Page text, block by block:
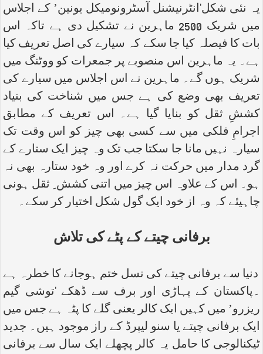
یہ نئی شکل‘انٹرنیشنل آسٹرونومیکل یونین’ کے اجلاس
میں شریک 2500 ماہرین نے تشکیل دی ہے تاکہ اس
بات کا فیصلہ کیا جا سکے کہ سیارے کی اصل تعریف کیا
ہے۔ یہ ماہرین اس منصوبے پر جمعرات کو ووٹنگ میں
شریک ہوں گے۔ ماہرین نے اس اجلاس میں سیارے کی
تعریف بھی وضع کی ہے جس میں شناخت کی بنیاد
کششِ ثقل کو بنایا گیا ہے۔ اس تعریف کے مطابق
اجرامِ فلکی میں سے کسی بھی چیز کو اس وقت تک
سیارہ نہیں مانا جا سکتا جب تک وہ چیز ایک ستارے کے
گرد مدار میں حرکت نہ کرے اور وہ خود ستارہ بھی نہ
ہو۔ اس کے علاوہ اس چیز میں اتنی کشش ِ ثقل ہونی
چاہیئے کہ وہ از خود ایک گول شکل اختیار کر سکے۔
برفانی چیتے کے پٹے کی تلاش
دنیا سے برفانی چیتے کی نسل ختم ہوجانے کا خطرہ ہے
۔پاکستان کے پہاڑی اور برف سے ڈھکے ‘توشی گیم
ریزرو’ میں کہیں ایک کالر یعنی گلے کا پٹہ ہے جس میں
ایک برفانی چیتے یا سنو لیپرڈ کے راز موجود ہیں۔ جدید
ٹیکنالوجی کا حامل یہ کالر پچھلے ایک سال سے برفانی